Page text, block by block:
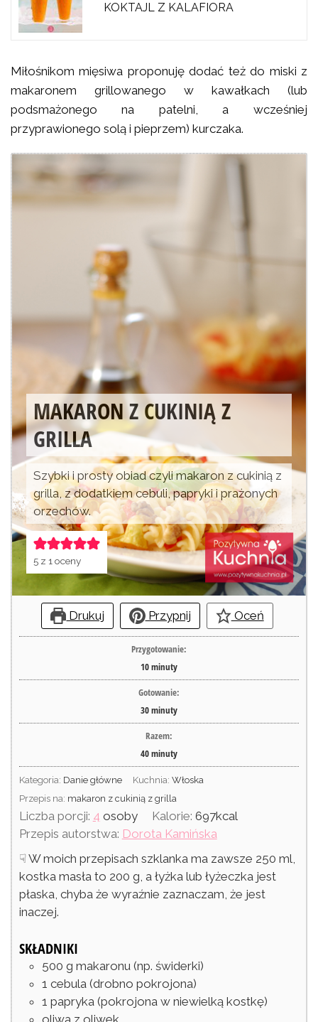
KOKTAJL Z KALAFIORA
Miłośnikom mięsiwa proponuję dodać też do miski z
makaronem grillowanego w kawałkach (lub
podsmażonego na patelni, a wcześniej
przyprawionego solą i pieprzem) kurczaka.
MAKARON Z CUKINIĄ Z
GRILLA
Szybki i prosty obiad czyli makaron z cukinią z
grilla, z dodatkiem cebuli, papryki i prażonych
orzechów.
5 z 1 oceny
Drukuj Przypnij Oceń
Przygotowanie:
10minuty
Gotowanie:
30minuty
Razem:
40minuty
Kategoria: Danie główne Kuchnia:Włoska
Przepis na: makaron z cukinią z grilla
Liczba porcji: 4 osoby Kalorie:697kcal
Przepis autorstwa: Dorota Kamińska
☟ W moich przepisach szklanka ma zawsze 250 ml,
kostka masła to 200 g, a łyżka lub łyżeczka jest
płaska, chyba że wyraźnie zaznaczam, że jest
inaczej.
SKŁADNIKI
500 g makaronu (np. świderki)
1 cebula (drobno pokrojona)
1 papryka (pokrojona w niewielką kostkę)
oliwa z oliwek